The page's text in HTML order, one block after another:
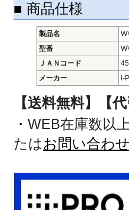
■ 商品仕様
製品名
型番
ＪＡＮコード
メーカー
i-
【送料無料】【
・WEB在庫数以
たはお問い合わ